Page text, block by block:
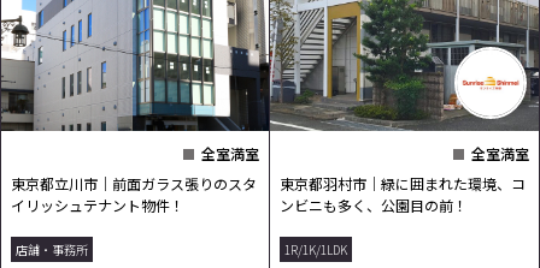
全室満室
東京都立川市｜前面ガラス張りのスタ
イリッシュテナント物件！
店舗・事務所
全室満室
東京都羽村市｜緑に囲まれた環境、コ
ンビニも多く、公園目の前！
1R/1K/1LDK